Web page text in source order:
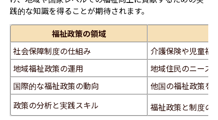
践的な知識を得ることが期待されます。
福祉政策の領域
社会保障制度の仕組み
介護保険や児童福
地域福祉政策の運用
地域住民のニーズ
国際的な福祉政策の動向
他国の福祉政策を
政策の分析と実践スキル
福祉政策と制度の